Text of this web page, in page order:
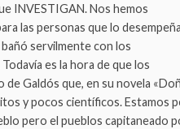
INVESTIGAN. Nos hemos
las personas que lo
servilmente con los
es la hora de que los
Galdós que, en su novela
y pocos científicos. Estamos
pero el pueblos capitaneado